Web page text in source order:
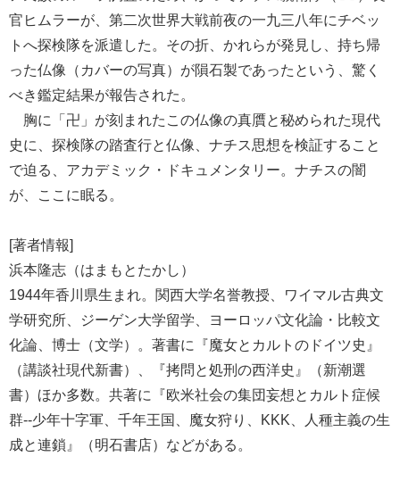
官ヒムラーが、第二次世界大戦前夜の一九三八年にチベッ
トへ探検隊を派遣した。その折、かれらが発見し、持ち帰
った仏像（カバーの写真）が隕石製であったという、驚く
べき鑑定結果が報告された。
胸に「卍」が刻まれたこの仏像の真贋と秘められた現代
史に、探検隊の踏査行と仏像、ナチス思想を検証すること
で迫る、アカデミック・ドキュメンタリー。ナチスの闇
が、ここに眠る。
[著者情報]
浜本隆志（はまもとたかし）
1944年香川県生まれ。関西大学名誉教授、ワイマル古典文
学研究所、ジーゲン大学留学、ヨーロッパ文化論・比較文
化論、博士（文学）。著書に『魔女とカルトのドイツ史』
（講談社現代新書）、『拷問と処刑の西洋史』（新潮選
書）ほか多数。共著に『欧米社会の集団妄想とカルト症候
群--少年十字軍、千年王国、魔女狩り、KKK、人種主義の生
成と連鎖』（明石書店）などがある。